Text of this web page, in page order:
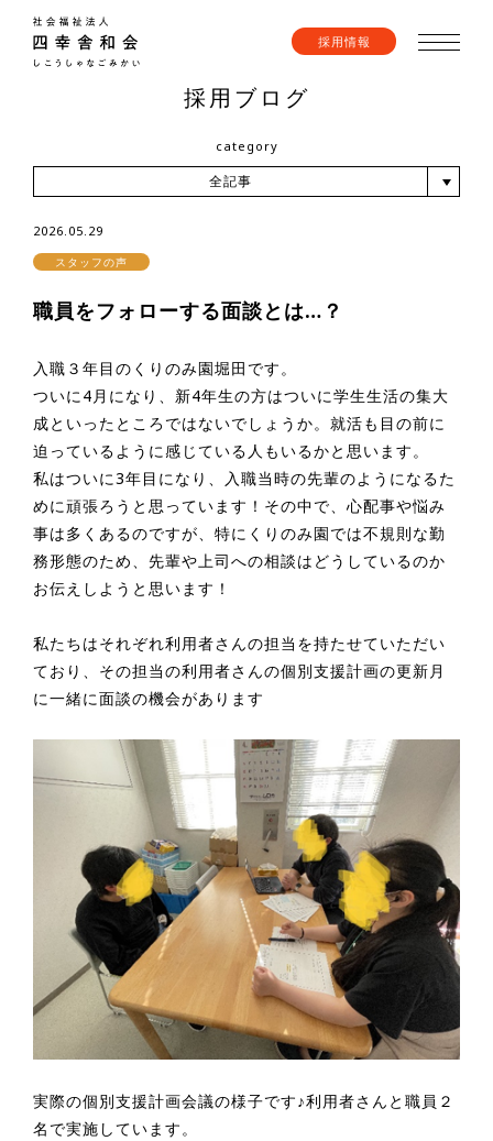
採用情報
採用ブログ
category
全記事
2026.05.29
スタッフの声
職員をフォローする面談とは…？
入職３年目のくりのみ園堀田です。
ついに4月になり、新4年生の方はついに学生生活の集大
成といったところではないでしょうか。就活も目の前に
迫っているように感じている人もいるかと思います。
私はついに3年目になり、入職当時の先輩のようになるた
めに頑張ろうと思っています！その中で、心配事や悩み
事は多くあるのですが、特にくりのみ園では不規則な勤
務形態のため、先輩や上司への相談はどうしているのか
お伝えしようと思います！
私たちはそれぞれ利用者さんの担当を持たせていただい
ており、その担当の利用者さんの個別支援計画の更新月
に一緒に面談の機会があります
実際の個別支援計画会議の様子です♪利用者さんと職員２
名で実施しています。